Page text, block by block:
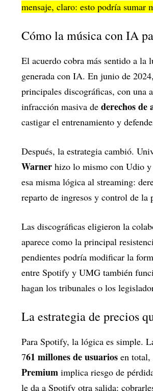
mensaje, claro: esto podría sumar
Cómo la música con IA
El acuerdo cobra más sentido a
generada con IA. En junio de
principales discográficas, con una
infracción masiva de derechos de
castigar el entrenamiento y
Después, la estrategia cambió.
Warner hizo lo mismo con Udio
esa misma lógica al streaming:
reparto de ingresos y control de la
Las discográficas eligieron la
aparece como la principal
pendientes podría modificar la
entre Spotify y UMG también
hagan los tribunales o los
La estrategia de precios
Para Spotify, la lógica es simple.
761 millones de usuarios en
Premium implica riesgo de
le da a Spotify otra salida: